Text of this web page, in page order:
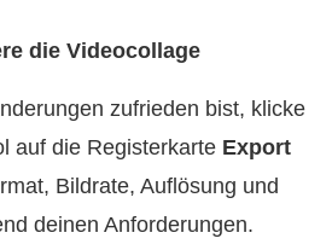
die Videocollage
zufrieden bist, klicke
auf die Registerkarte Export
Bildrate, Auflösung und
deinen Anforderungen.